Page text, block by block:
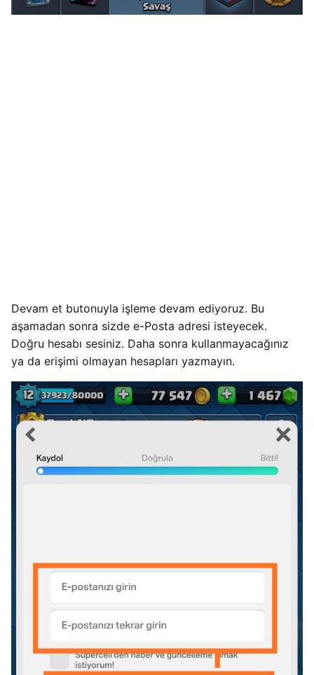
Devam et butonuyla işleme devam ediyoruz. Bu
aşamadan sonra sizde e-Posta adresi isteyecek.
Doğru hesabı sesiniz. Daha sonra kullanmayacağınız
ya da erişimi olmayan hesapları yazmayın.